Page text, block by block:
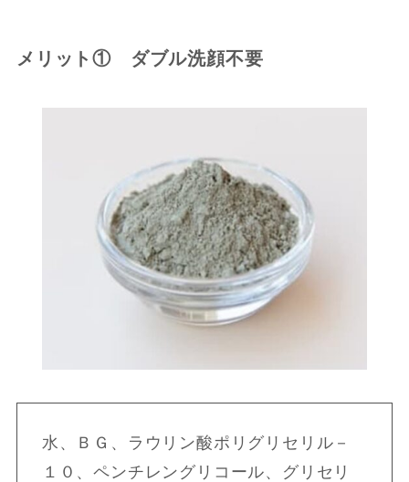
メリット① ダブル洗顔不要
水、ＢＧ、ラウリン酸ポリグリセリル－
１０、ペンチレングリコール、グリセリ